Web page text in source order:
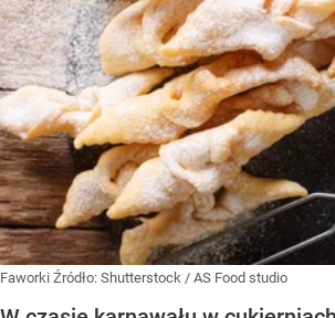
Faworki Źródło: Shutterstock / AS Food studio